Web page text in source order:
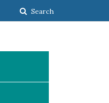
Search